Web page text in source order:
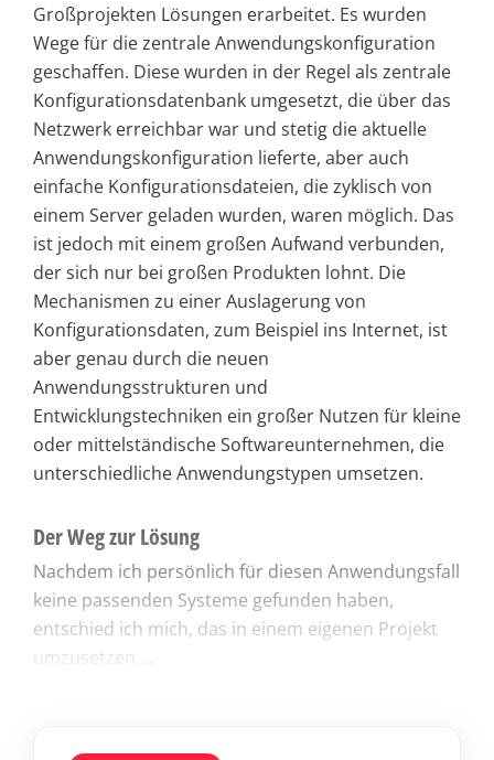
Großprojekten Lösungen erarbeitet. Es wurden
Wege für die zentrale Anwendungskonfiguration
geschaffen. Diese wurden in der Regel als zentrale
Konfigurationsdatenbank umgesetzt, die über das
Netzwerk erreichbar war und stetig die aktuelle
Anwendungskonfiguration lieferte, aber auch
einfache Konfigurationsdateien, die zyklisch von
einem Server geladen wurden, waren möglich. Das
ist jedoch mit einem großen Aufwand verbunden,
der sich nur bei großen Produkten lohnt. Die
Mechanismen zu einer Auslagerung von
Konfigurationsdaten, zum Beispiel ins Internet, ist
aber genau durch die neuen
Anwendungsstrukturen und
Entwicklungstechniken ein großer Nutzen für kleine
oder mittelständische Softwareunternehmen, die
unterschiedliche Anwendungstypen umsetzen.
Der Weg zur Lösung
Nachdem ich persönlich für diesen Anwendungsfall
keine passenden Systeme gefunden haben,
entschied ich mich, das in einem eigenen Projekt
umzusetzen....